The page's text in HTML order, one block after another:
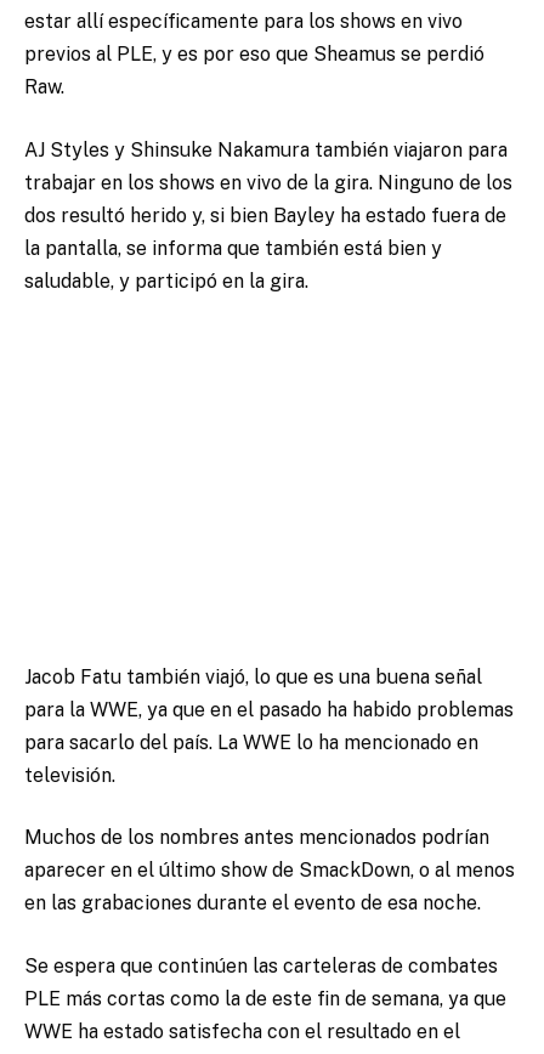
estar allí específicamente para los shows en vivo
previos al PLE, y es por eso que Sheamus se perdió
Raw.
AJ Styles y Shinsuke Nakamura también viajaron para
trabajar en los shows en vivo de la gira. Ninguno de los
dos resultó herido y, si bien Bayley ha estado fuera de
la pantalla, se informa que también está bien y
saludable, y participó en la gira.
Jacob Fatu también viajó, lo que es una buena señal
para la WWE, ya que en el pasado ha habido problemas
para sacarlo del país. La WWE lo ha mencionado en
televisión.
Muchos de los nombres antes mencionados podrían
aparecer en el último show de SmackDown, o al menos
en las grabaciones durante el evento de esa noche.
Se espera que continúen las carteleras de combates
PLE más cortas como la de este fin de semana, ya que
WWE ha estado satisfecha con el resultado en el